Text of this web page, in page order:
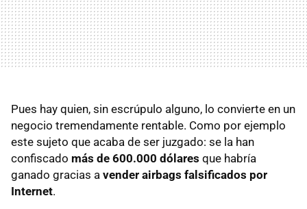
Pues hay quien, sin escrúpulo alguno, lo convierte en un
negocio tremendamente rentable. Como por ejemplo
este sujeto que acaba de ser juzgado: se la han
confiscado más de 600.000 dólares que habría
ganado gracias a vender airbags falsificados por
Internet.